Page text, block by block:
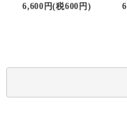
6,600円(税600円)